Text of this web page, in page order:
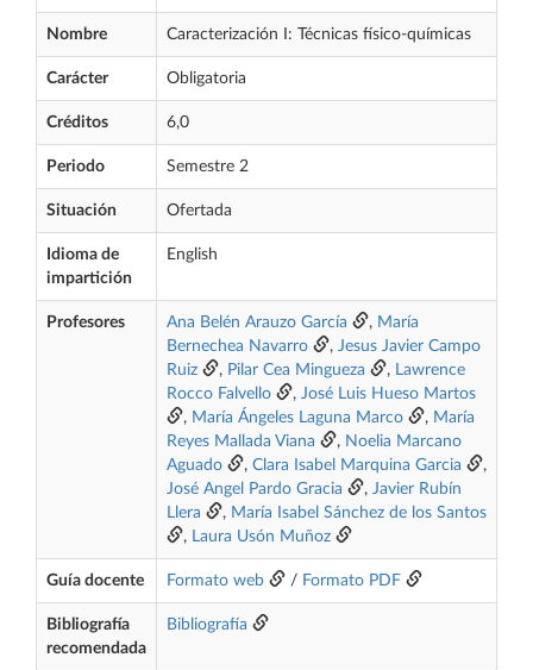
Nombre Caracterización I: Técnicas físico-químicas
Carácter Obligatoria
Créditos 6,0
Periodo Semestre 2
Situación Ofertada
Idioma de
impartición
English
Profesores Ana Belén Arauzo García , María
Bernechea Navarro
, Jesus Javier Campo
Ruiz
, Pilar Cea Mingueza , Lawrence
Rocco Falvello
, José Luis Hueso Martos
, María Ángeles Laguna Marco , María
Reyes Mallada Viana
, Noelia Marcano
Aguado
, Clara Isabel Marquina Garcia
,
José Angel Pardo Gracia
, Javier Rubín
Llera
, María Isabel Sánchez de los Santos
, Laura Usón Muñoz
Guía docente Formato web / Formato PDF
Bibliografía
recomendada
Bibliografía